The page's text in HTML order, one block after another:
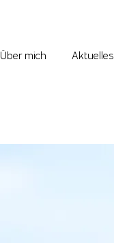
Über mich Aktuelles